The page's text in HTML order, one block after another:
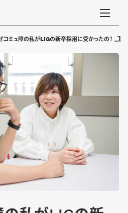
コミュ障の私がLIGの新卒採用に受かったの？」勇